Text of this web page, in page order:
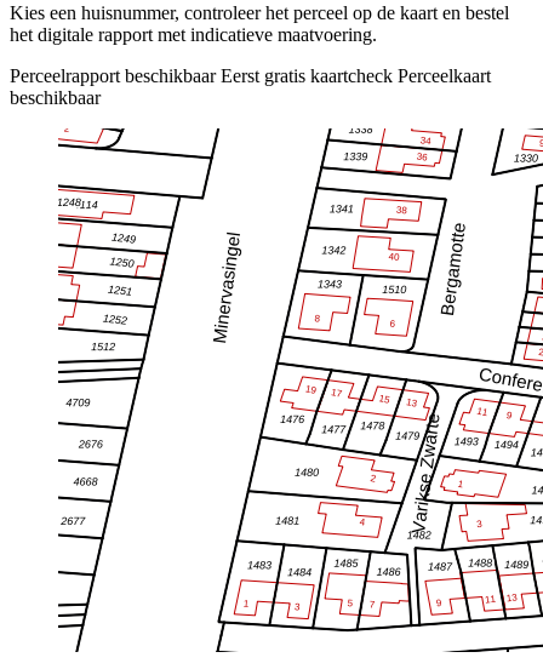
Kies een huisnummer, controleer het perceel op de kaart en bestel
het digitale rapport met indicatieve maatvoering.
Perceelrapport beschikbaar Eerst gratis kaartcheck Perceelkaart
beschikbaar